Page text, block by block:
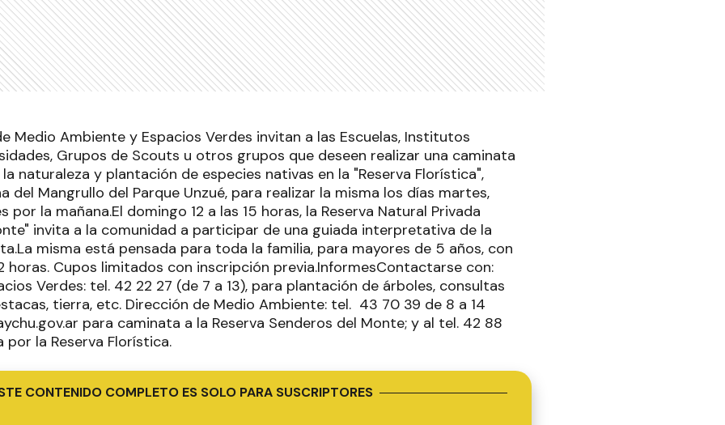
Medio Ambiente y Espacios Verdes invitan a las Escuelas, Institutos
Grupos de Scouts u otros grupos que deseen realizar una caminata
naturaleza y plantación de especies nativas en la "Reserva Florística",
del Mangrullo del Parque Unzué, para realizar la misma los días martes,
por la mañana.El domingo 12 a las 15 horas, la Reserva Natural Privada
invita a la comunidad a participar de una guiada interpretativa de la
misma está pensada para toda la familia, para mayores de 5 años, con
horas. Cupos limitados con inscripción previa.InformesContactarse con:
Verdes: tel. 42 22 27 (de 7 a 13), para plantación de árboles, consultas
tierra, etc. Dirección de Medio Ambiente: tel. 43 70 39 de 8 a 14
para caminata a la Reserva Senderos del Monte; y al tel. 42 88
la Reserva Florística.
CONTENIDO COMPLETO ES SOLO PARA SUSCRIPTORES